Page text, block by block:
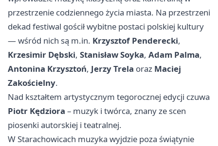
przestrzenie codziennego życia miasta. Na przestrzeni
dekad festiwal gościł wybitne postaci polskiej kultury
— wśród nich są m.in. Krzysztof Penderecki,
Krzesimir Dębski, Stanisław Soyka, Adam Palma,
Antonina Krzysztoń, Jerzy Trela oraz Maciej
Zakościelny.
Nad kształtem artystycznym tegorocznej edycji czuwa
Piotr Kędziora – muzyk i twórca, znany ze scen
piosenki autorskiej i teatralnej.
W Starachowicach muzyka wyjdzie poza świątynie